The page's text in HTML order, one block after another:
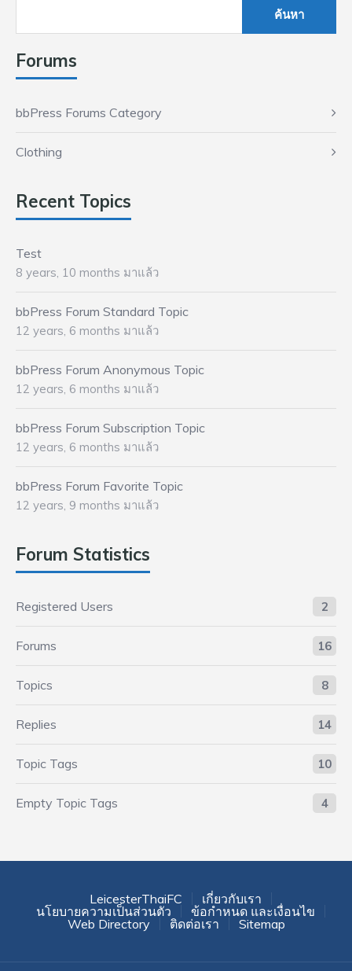
Forums
bbPress Forums Category
Clothing
Recent Topics
Test
8 years, 10 months มาแล้ว
bbPress Forum Standard Topic
12 years, 6 months มาแล้ว
bbPress Forum Anonymous Topic
12 years, 6 months มาแล้ว
bbPress Forum Subscription Topic
12 years, 6 months มาแล้ว
bbPress Forum Favorite Topic
12 years, 9 months มาแล้ว
Forum Statistics
Registered Users 2
Forums 16
Topics 8
Replies 14
Topic Tags 10
Empty Topic Tags 4
LeicesterThaiFC
เกี่ยวกับเรา
นโยบายความเป็นส่วนตัว
ข้อกำหนด และเงื่อนไข
Web Directory
ติดต่อเรา Sitemap